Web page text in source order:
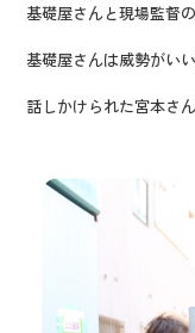
基礎屋さんと現場監督
基礎屋さんは威勢がい
話しかけられた宮本さ